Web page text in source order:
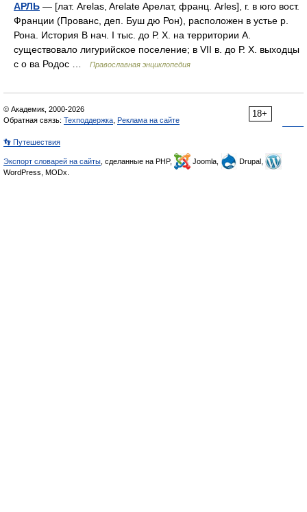
АРЛЬ — [лат. Arelas, Arelate Арелат, франц. Arles], г. в юго вост.
Франции (Прованс, деп. Буш дю Рон), расположен в устье р.
Рона. История В нач. I тыс. до Р. Х. на территории А.
существовало лигурийское поселение; в VII в. до Р. Х. выходцы
с о ва Родос …
Православная энциклопедия
18+
© Академик, 2000-2026
Обратная связь: Техподдержка Реклама на сайте
👣 Путешествия
Экспорт словарей на сайты , сделанные на PHP, Joomla,
Drupal,
WordPress, MODx.